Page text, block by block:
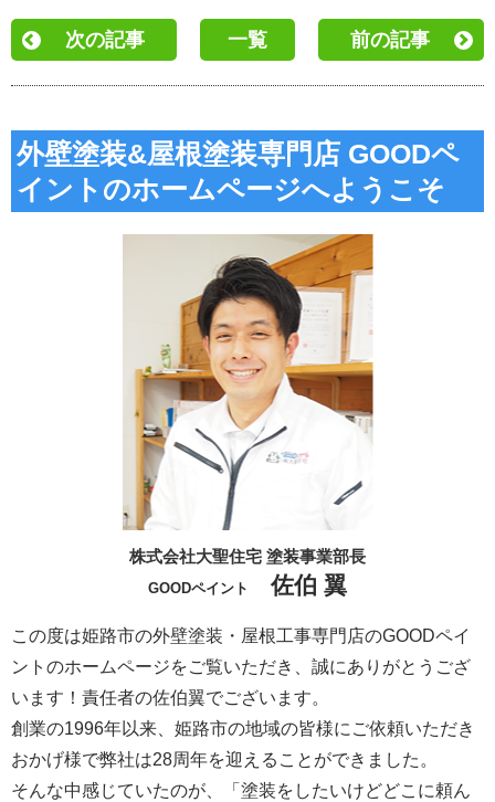
次の記事 一覧 前の記事
外壁塗装&屋根塗装専門店 GOODペ
イントのホームページへようこそ
株式会社大聖住宅 塗装事業部長
GOODペイント 佐伯 翼
この度は姫路市の外壁塗装・屋根工事専門店のGOODペイ
ントのホームページをご覧いただき、誠にありがとうござ
います！責任者の佐伯翼でございます。
創業の1996年以来、姫路市の地域の皆様にご依頼いただき
おかげ様で弊社は28周年を迎えることができました。
そんな中感じていたのが、「塗装をしたいけどどこに頼ん